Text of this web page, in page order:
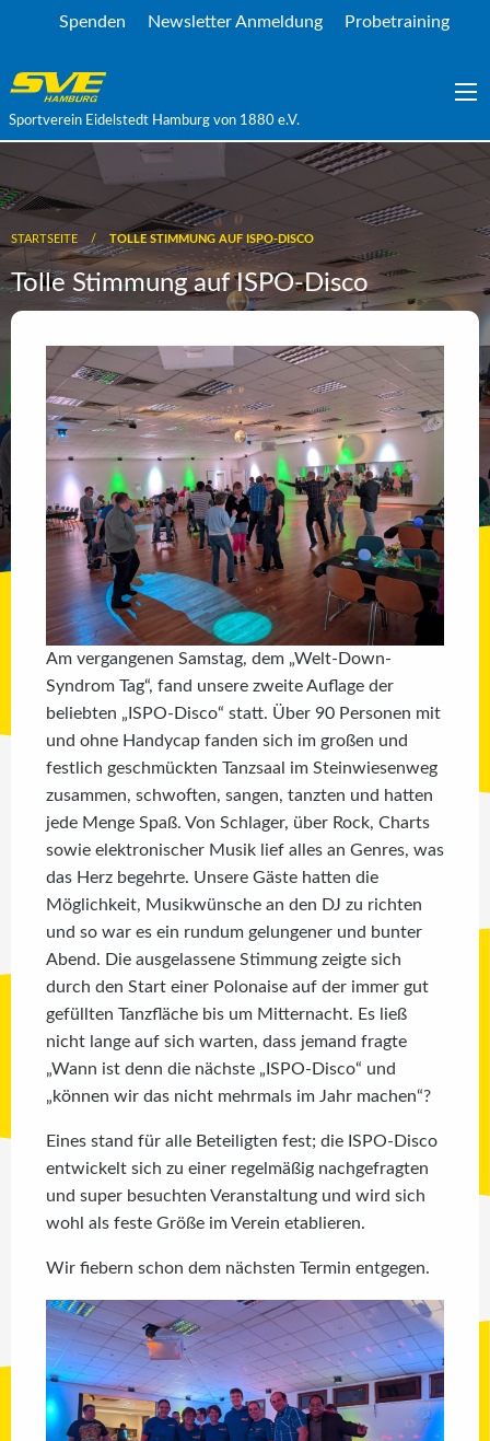
Spenden Newsletter Anmeldung Probetraining
Sportverein Eidelstedt Hamburg von 1880 e.V.
STARTSEITE TOLLE STIMMUNG AUF ISPO-DISCO
Tolle Stimmung auf ISPO-Disco
Am vergangenen Samstag, dem „Welt-Down-
Syndrom Tag“, fand unsere zweite Auflage der
beliebten „ISPO-Disco“ statt. Über 90 Personen mit
und ohne Handycap fanden sich im großen und
festlich geschmückten Tanzsaal im Steinwiesenweg
zusammen, schwoften, sangen, tanzten und hatten
jede Menge Spaß. Von Schlager, über Rock, Charts
sowie elektronischer Musik lief alles an Genres, was
das Herz begehrte. Unsere Gäste hatten die
Möglichkeit, Musikwünsche an den DJ zu richten
und so war es ein rundum gelungener und bunter
Abend. Die ausgelassene Stimmung zeigte sich
durch den Start einer Polonaise auf der immer gut
gefüllten Tanzfläche bis um Mitternacht. Es ließ
nicht lange auf sich warten, dass jemand fragte
„Wann ist denn die nächste „ISPO-Disco“ und
„können wir das nicht mehrmals im Jahr machen“?
Eines stand für alle Beteiligten fest; die ISPO-Disco
entwickelt sich zu einer regelmäßig nachgefragten
und super besuchten Veranstaltung und wird sich
wohl als feste Größe im Verein etablieren.
Wir fiebern schon dem nächsten Termin entgegen.